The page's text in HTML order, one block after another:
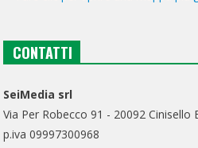
CONTATTI
SeiMedia srl
Via Per Robecco 91 - 20092
p.iva 09997300968